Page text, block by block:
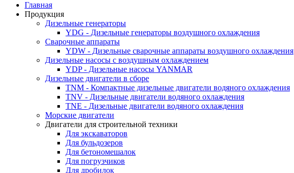
Главная
Продукция
Дизельные генераторы
YDG - Дизельные генераторы воздушного охлаждения
Cварочные аппараты
YDW - Дизельные сварочные аппараты воздушного охлаждения
Дизельные насосы с воздушным охлаждением
YDP - Дизельные насосы YANMAR
Дизельные двигатели в сборе
TNM - Компактные дизельные двигатели водяного охлаждения
TNV - Дизельные двигатели водяного охлаждения
TNE - Дизельные двигатели водяного охлаждения
Морские двигатели
Двигатели для строительной техники
Для экскаваторов
Для бульдозеров
Для бетономешалок
Для погрузчиков
Для дробилок